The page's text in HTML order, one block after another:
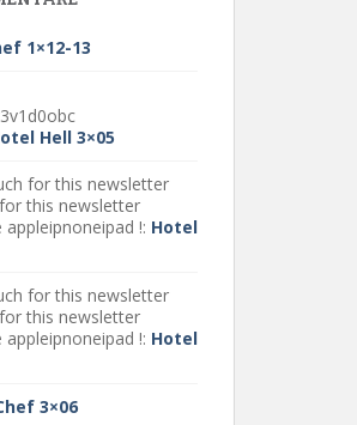
1×12-13
Hell 3×05
for this newsletter
this newsletter
!: Hotel
for this newsletter
this newsletter
!: Hotel
3×06